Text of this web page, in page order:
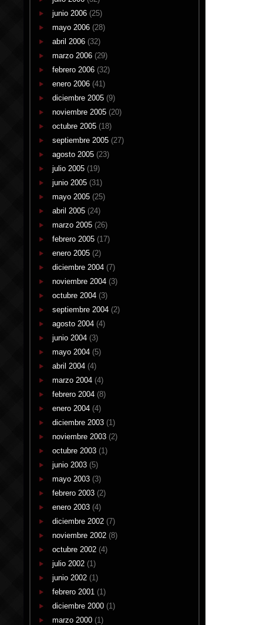
junio 2006 (25)
mayo 2006 (28)
abril 2006 (32)
marzo 2006 (29)
febrero 2006 (32)
enero 2006 (41)
diciembre 2005 (9)
noviembre 2005 (20)
octubre 2005 (18)
septiembre 2005 (27)
agosto 2005 (23)
julio 2005 (19)
junio 2005 (31)
mayo 2005 (25)
abril 2005 (24)
marzo 2005 (26)
febrero 2005 (17)
enero 2005 (2)
diciembre 2004 (7)
noviembre 2004 (3)
octubre 2004 (3)
septiembre 2004 (2)
agosto 2004 (4)
junio 2004 (3)
mayo 2004 (5)
abril 2004 (4)
marzo 2004 (4)
febrero 2004 (8)
enero 2004 (4)
diciembre 2003 (1)
noviembre 2003 (2)
octubre 2003 (1)
junio 2003 (5)
mayo 2003 (3)
febrero 2003 (2)
enero 2003 (4)
diciembre 2002 (7)
noviembre 2002 (8)
octubre 2002 (4)
julio 2002 (1)
junio 2002 (1)
febrero 2001 (1)
diciembre 2000 (1)
marzo 2000 (1)